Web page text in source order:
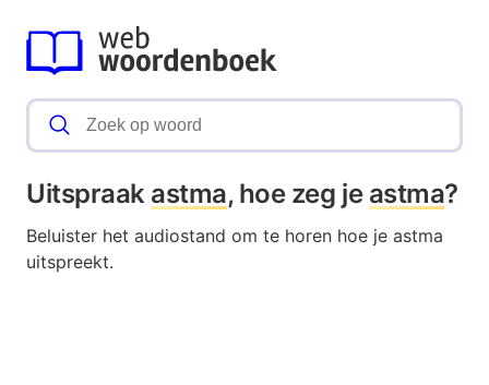
Uitspraak astma, hoe zeg je astma?
Beluister het audiostand om te horen hoe je astma
uitspreekt.